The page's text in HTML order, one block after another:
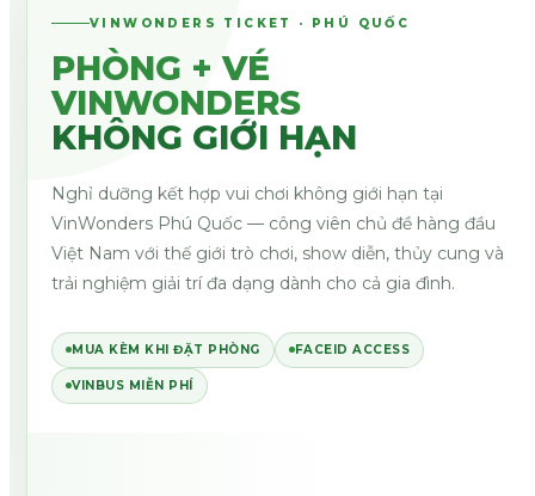
VINWONDERS TICKET · PHÚ QUỐC
PHÒNG + VÉ
VINWONDERS
KHÔNG GIỚI HẠN
Nghỉ dưỡng kết hợp vui chơi không giới hạn tại
VinWonders Phú Quốc — công viên chủ đề hàng đầu
Việt Nam với thế giới trò chơi, show diễn, thủy cung và
trải nghiệm giải trí đa dạng dành cho cả gia đình.
MUA KÈM KHI ĐẶT PHÒNG FACEID ACCESS
VINBUS MIỄN PHÍ